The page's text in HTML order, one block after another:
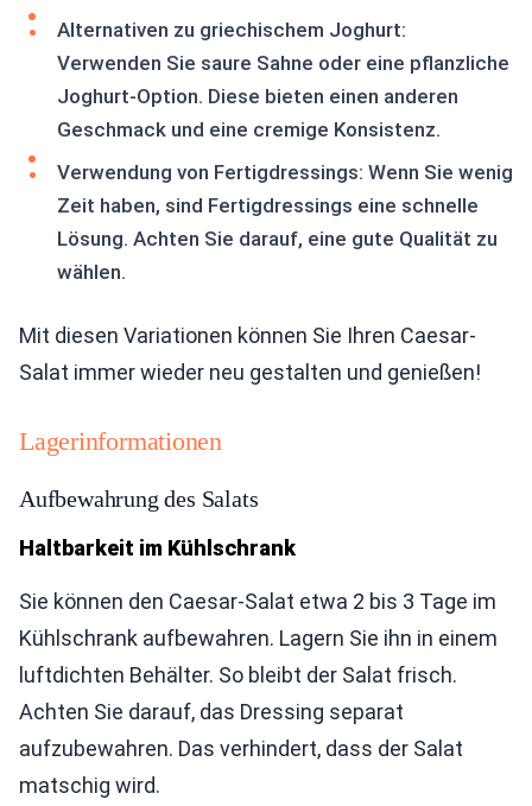
Alternativen zu griechischem Joghurt:
Verwenden Sie saure Sahne oder eine pflanzliche
Joghurt-Option. Diese bieten einen anderen
Geschmack und eine cremige Konsistenz.
Verwendung von Fertigdressings: Wenn Sie wenig
Zeit haben, sind Fertigdressings eine schnelle
Lösung. Achten Sie darauf, eine gute Qualität zu
wählen.
Mit diesen Variationen können Sie Ihren Caesar-
Salat immer wieder neu gestalten und genießen!
Lagerinformationen
Aufbewahrung des Salats
Haltbarkeit im Kühlschrank
Sie können den Caesar-Salat etwa 2 bis 3 Tage im
Kühlschrank aufbewahren. Lagern Sie ihn in einem
luftdichten Behälter. So bleibt der Salat frisch.
Achten Sie darauf, das Dressing separat
aufzubewahren. Das verhindert, dass der Salat
matschig wird.